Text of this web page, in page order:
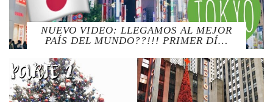
NUEVO VIDEO: LLEGAMOS AL MEJOR
PAÍS DEL MUNDO??!!! PRIMER DÍ…